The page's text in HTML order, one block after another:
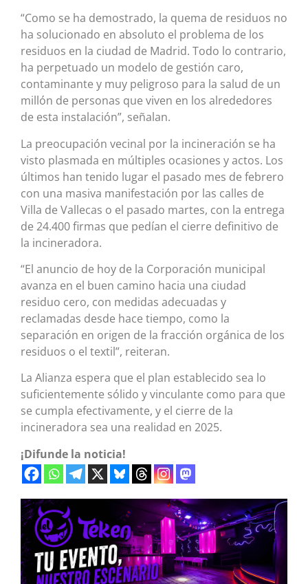
“Como se ha demostrado, la quema de residuos no
ha solucionado en absoluto el problema de los
residuos en la ciudad de Madrid. Todo lo contrario,
ha perpetuado un modelo de gestión caro,
contaminante y muy peligroso para la salud de un
millón de personas que viven en los alrededores
de esta instalación”, señalan.
La preocupación vecinal por la incineración se ha
visto plasmada en múltiples ocasiones y actos. Los
últimos han tenido lugar el pasado mes de febrero
con una masiva manifestación por las calles de
Villa de Vallecas o el pasado martes, con la entrega
de 24.400 firmas que pedían el cierre definitivo de
la incineradora.
“El anuncio de hoy de la Corporación municipal
avanza en el buen camino hacia una ciudad
residuo cero, con medidas adecuadas y
reclamadas desde hace tiempo, como la
separación en origen de la fracción orgánica de los
residuos o el textil”, reiteran.
La Alianza espera que el plan establecido sea lo
suficientemente sólido y vinculante como para que
se cumpla efectivamente, y el cierre de la
incineradora sea una realidad en 2025.
¡Difunde la noticia!